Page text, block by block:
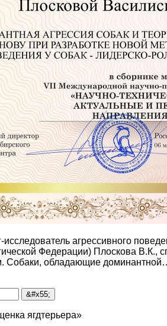
исследователь агрессивного
Федерации) Плоскова В.К.,
Собаки, обладающие
ягдтерьера»